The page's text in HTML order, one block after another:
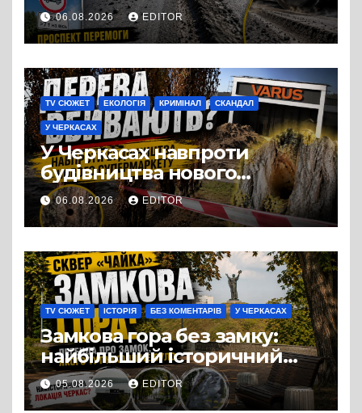
лише людей, а й дороги
Черкас
06.08.2026 EDITOR
TV СЮЖЕТ ЕКОЛОГІЯ КРИМІНАЛ СКАНДАЛ
У ЧЕРКАСАХ
У Черкасах навпроти
будівництва нового
супермаркету VARUS на
проспекті Перемоги всохли
дерева. І це навряд чи
можна назвати
випадковістю
06.08.2026 EDITOR
TV СЮЖЕТ ІСТОРІЯ БЕЗ КОМЕНТАРІВ У ЧЕРКАСАХ
Замкова гора без замку:
найбільший історичний
міф Черкас
05.08.2026 EDITOR